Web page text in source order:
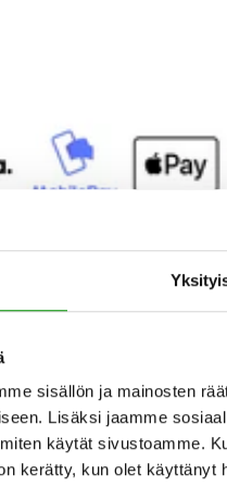
sisällön ja mainosten
Lisäksi jaamme
käytät sivustoamme.
kerätty, kun olet käyttänyt